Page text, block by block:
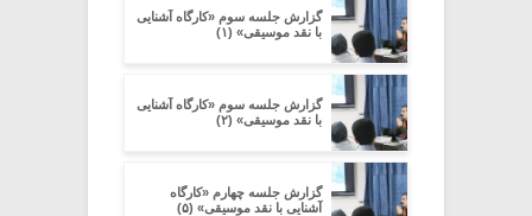
گزارش جلسه سوم «کارگاه آشنایی
با نقد موسیقی» (۱)
گزارش جلسه سوم «کارگاه آشنایی
با نقد موسیقی» (۲)
گزارش جلسه چهارم «کارگاه
آشنایی با نقد موسیقی» (۵)